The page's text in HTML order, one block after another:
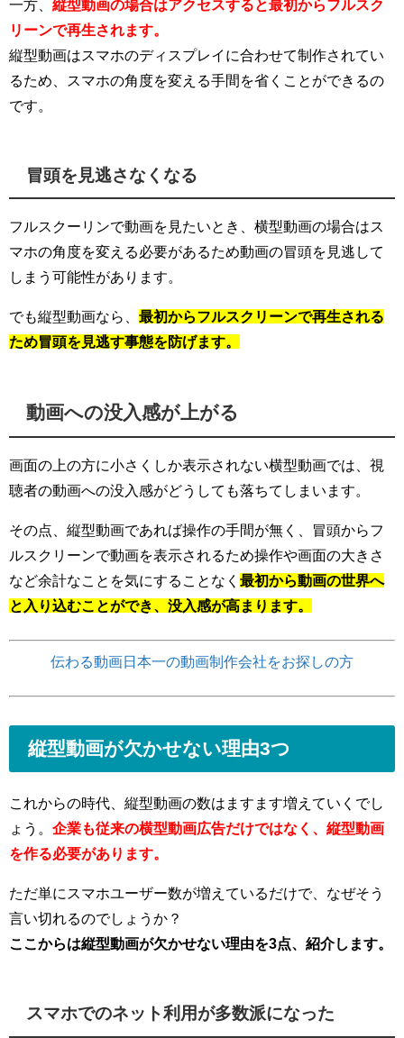
一方、 縦型動画の場合はアクセスすると最初からフルスク
リーンで再生されます。
縦型動画はスマホのディスプレイに合わせて制作されてい
るため、スマホの角度を変える手間を省くことができるの
です。
冒頭を見逃さなくなる
フルスクーリンで動画を見たいとき、横型動画の場合はス
マホの角度を変える必要があるため動画の冒頭を見逃して
しまう可能性があります。
でも縦型動画なら、 最初からフルスクリーンで再生される
ため冒頭を見逃す事態を防げます。
動画への没入感が上がる
画面の上の方に小さくしか表示されない横型動画では、視
聴者の動画への没入感がどうしても落ちてしまいます。
その点、縦型動画であれば操作の手間が無く、冒頭からフ
ルスクリーンで動画を表示されるため操作や画面の大きさ
など余計なことを気にすることなく 最初から動画の世界へ
と入り込むことができ、没入感が高まります。
伝わる動画日本一の動画制作会社をお探しの方
縦型動画が欠かせない理由3つ
これからの時代、縦型動画の数はますます増えていくでし
ょう。 企業も従来の横型動画広告だけではなく、 縦型動画
を作る必要があります。
ただ単にスマホユーザー数が増えているだけで、なぜそう
言い切れるのでしょうか？
ここからは縦型動画が欠かせない理由を3点、紹介します。
スマホでのネット利用が多数派になった